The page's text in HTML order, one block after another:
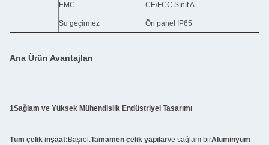
EMC CE/FCC Sınıf A
Su geçirmez Ön panel IP65
Ana Ürün Avantajları
1Sağlam ve Yüksek Mühendislik Endüstriyel Tasarımı
Tüm çelik inşaat: Başrol:Tamamen çelik yapılarve sağlam birAlüminyum